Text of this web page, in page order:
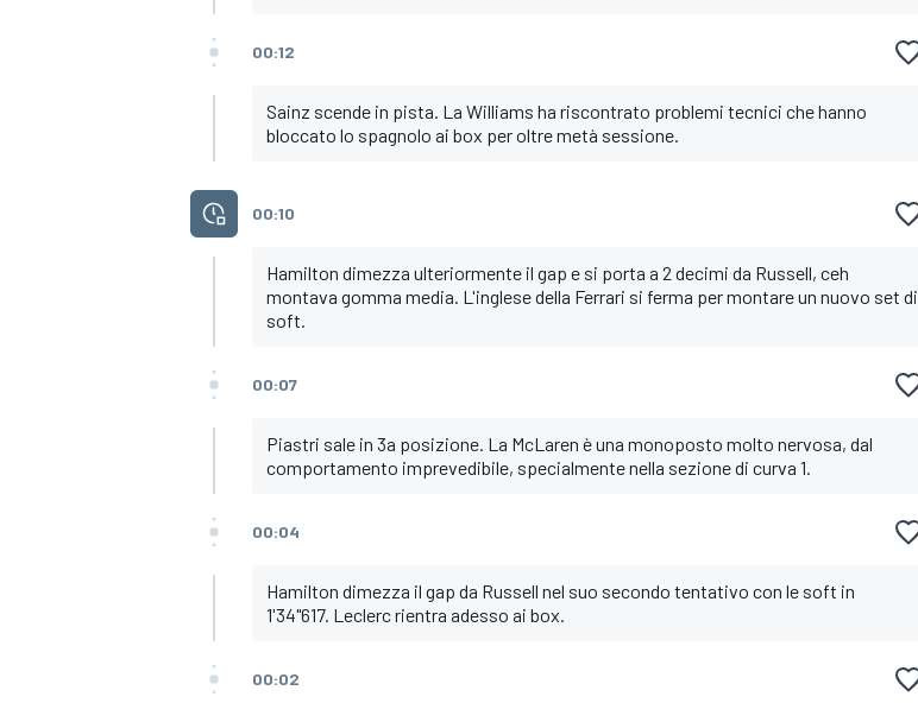
00:12
Sainz scende in pista. La Williams ha riscontrato problemi tecnici che hanno
bloccato lo spagnolo ai box per oltre metà sessione.
00:10
Hamilton dimezza ulteriormente il gap e si porta a 2 decimi da Russell, ceh
montava gomma media. L'inglese della Ferrari si ferma per montare un nuovo set di
soft.
00:07
Piastri sale in 3a posizione. La McLaren è una monoposto molto nervosa, dal
comportamento imprevedibile, specialmente nella sezione di curva 1.
00:04
Hamilton dimezza il gap da Russell nel suo secondo tentativo con le soft in
1'34"617. Leclerc rientra adesso ai box.
00:02